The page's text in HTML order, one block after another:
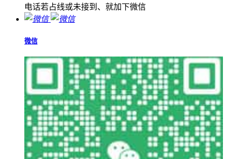
电话若占线或未接到、就加下微信
微信